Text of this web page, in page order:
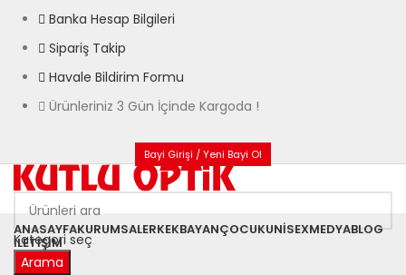
Banka Hesap Bilgileri
Sipariş Takip
Havale Bildirim Formu
Ürünleriniz 3 Gün İçinde Kargoda !
Bayi Girişi / Yeni Bayi Ol
Kategori seç
Arama
ANASAYFAKURUMSALERKEKBAYANÇOCUKUNISEXMEDYABLOG
İLETIŞIM